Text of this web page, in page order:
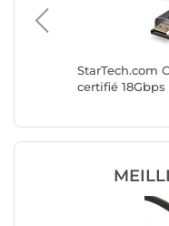
StarTech.com
certifié 18Gbps